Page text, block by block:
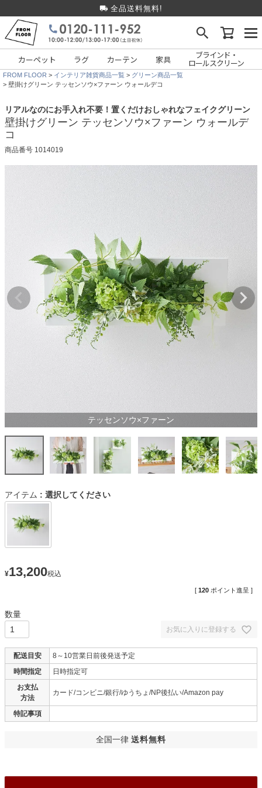
全品送料無料!
カーペット ラグ カーテン 家具 ブラインド・
ロールスクリーン
FROM FLOOR インテリア雑貨商品一覧
グリーン商品一覧
壁掛けグリーン テッセンソウ×ファーン ウォールデコ
リアルなのにお手入れ不要！置くだけおしゃれなフェイクグリーン
壁掛けグリーン テッセンソウ×ファーン ウォールデ
コ
商品番号 1014019
テッセンソウ×ファーン
¥13,200税込
[ 120 ポイント進呈 ]
アイテム 選択してください
お気に入りに登録する
配送目安
8～10営業日前後発送予定
時間指定
日時指定可
お支払
方法
カード/コンビニ/銀行/ゆうちょ/NP後払い/Amazon pay
特記事項
全国一律 送料無料